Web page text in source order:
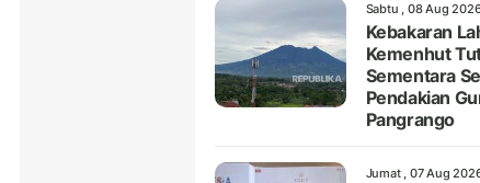
Sabtu , 08 Aug
Kebakaran
Kemenhut
Sementara
Pendakian
Pangrango
Jumat , 07 Aug